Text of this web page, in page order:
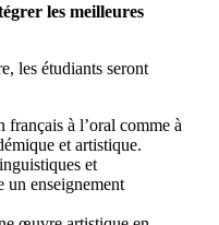
les meilleures
les étudiants seront
français à l’oral comme à
et artistique.
et
un enseignement